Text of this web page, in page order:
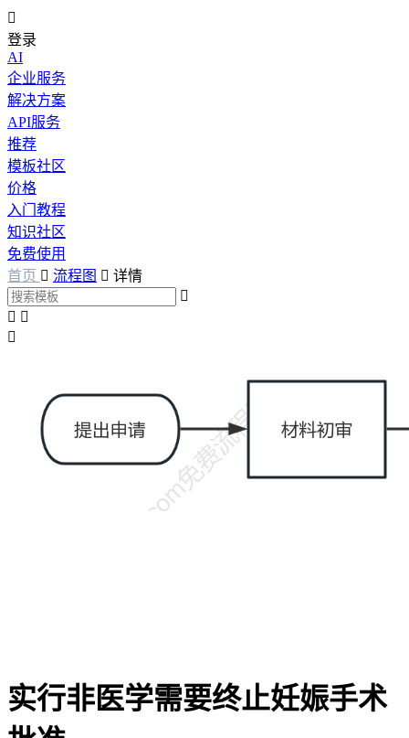

登录
AI
企业服务
解决方案
API服务
推荐
模板社区
价格
入门教程
知识社区
免费使用
首页  流程图  详情

 

实行非医学需要终止妊娠手术